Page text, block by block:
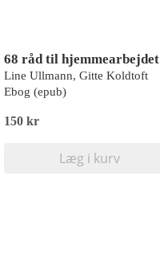
68 råd til hjemmearbejdet
Line Ullmann, Gitte Koldtoft
Ebog (epub)
150 kr
Læg i kurv